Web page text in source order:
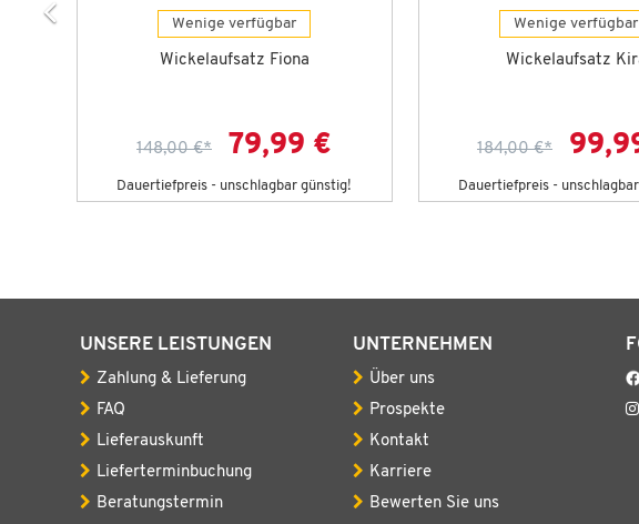
Wenige verfügbar
Wickelaufsatz Fiona
148,00 €* 79,99 €
Dauertiefpreis - unschlagbar günstig!
Wenige verfügbar
Wickelaufsatz
184,00 €*
Dauertiefpreis -
UNSERE LEISTUNGEN
Zahlung & Lieferung
FAQ
Lieferauskunft
Lieferterminbuchung
Beratungstermin
UNTERNEHMEN
Über uns
Prospekte
Kontakt
Karriere
Bewerten Sie uns